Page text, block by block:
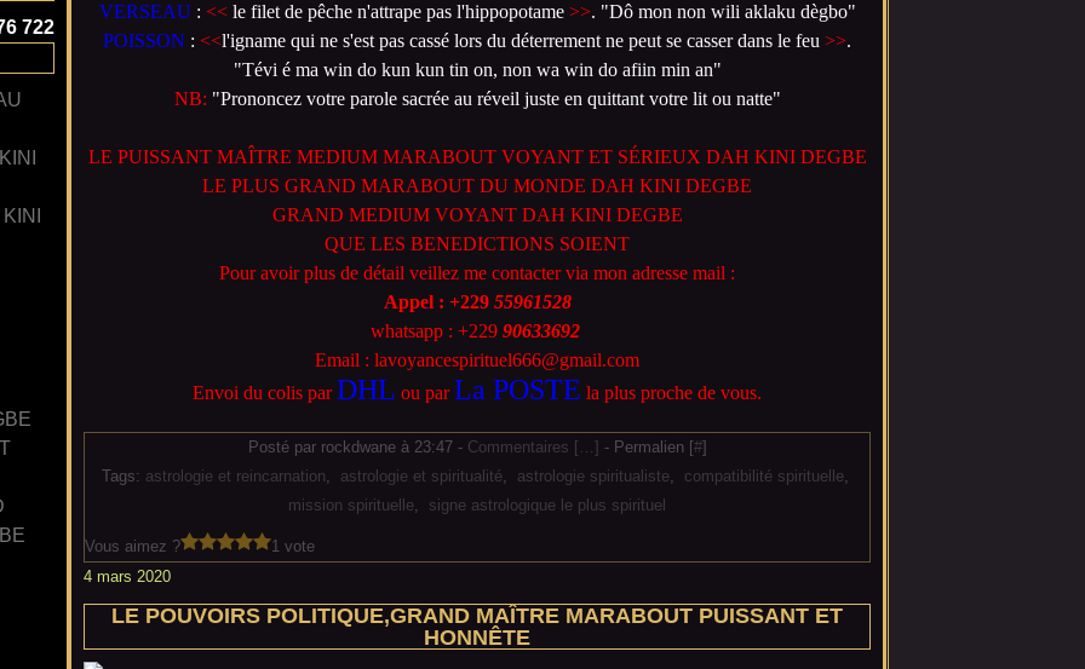
722
VERSEAU : <<le filet de pêche n'attrape pas l'hippopotame >>. "Dô mon non wili aklaku dègbo"
POISSON : <<l'igname qui ne s'est pas cassé lors du déterrement ne peut se casser dans le feu >>.
"Tévi é ma win do kun kun tin on, non wa win do afiin min an"
NB: "Prononcez votre parole sacrée au réveil juste en quittant votre lit ou natte"
LE PUISSANT MAÎTRE MEDIUM MARABOUT VOYANT ET SÉRIEUX DAH KINI DEGBE
LE PLUS GRAND MARABOUT DU MONDE DAH KINI DEGBE
GRAND MEDIUM VOYANT DAH KINI DEGBE
QUE LES BENEDICTIONS SOIENT
Pour avoir plus de détail veillez me contacter via mon adresse mail :
Appel : +229 55961528
whatsapp : +229 90633692
Email : lavoyancespirituel666@gmail.com
Envoi du colis parDHL ou parLa POSTE la plus proche de vous.
Posté par rockdwane à 23:47 - Commentaires [ …] - Permalien [#]
Tags: astrologie et reincarnation, astrologie et spiritualité, astrologie spiritualiste, compatibilité spirituelle,
mission spirituelle, signe astrologique le plus spirituel
Vous aimez ?
1 vote
4 mars 2020
LE POUVOIRS POLITIQUE,GRAND MAÎTRE MARABOUT PUISSANT ET
HONNÊTE